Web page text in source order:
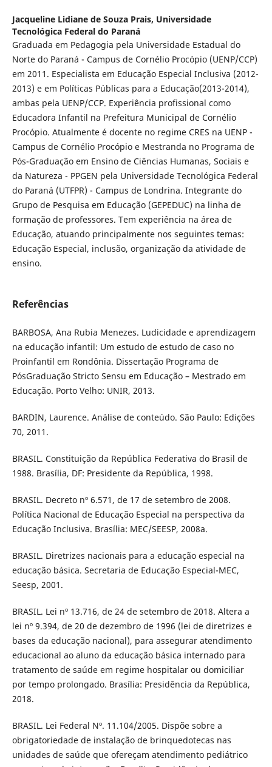
Jacqueline Lidiane de Souza Prais, Universidade
Tecnológica Federal do Paraná
Graduada em Pedagogia pela Universidade Estadual do
Norte do Paraná - Campus de Cornélio Procópio (UENP/CCP)
em 2011. Especialista em Educação Especial Inclusiva (2012-
2013) e em Políticas Públicas para a Educação(2013-2014),
ambas pela UENP/CCP. Experiência profissional como
Educadora Infantil na Prefeitura Municipal de Cornélio
Procópio. Atualmente é docente no regime CRES na UENP -
Campus de Cornélio Procópio e Mestranda no Programa de
Pós-Graduação em Ensino de Ciências Humanas, Sociais e
da Natureza - PPGEN pela Universidade Tecnológica Federal
do Paraná (UTFPR) - Campus de Londrina. Integrante do
Grupo de Pesquisa em Educação (GEPEDUC) na linha de
formação de professores. Tem experiência na área de
Educação, atuando principalmente nos seguintes temas:
Educação Especial, inclusão, organização da atividade de
ensino.
Referências
BARBOSA, Ana Rubia Menezes. Ludicidade e aprendizagem
na educação infantil: Um estudo de estudo de caso no
Proinfantil em Rondônia. Dissertação Programa de
PósGraduação Stricto Sensu em Educação – Mestrado em
Educação. Porto Velho: UNIR, 2013.
BARDIN, Laurence. Análise de conteúdo. São Paulo: Edições
70, 2011.
BRASIL. Constituição da República Federativa do Brasil de
1988. Brasília, DF: Presidente da República, 1998.
BRASIL. Decreto nº 6.571, de 17 de setembro de 2008.
Política Nacional de Educação Especial na perspectiva da
Educação Inclusiva. Brasília: MEC/SEESP, 2008a.
BRASIL. Diretrizes nacionais para a educação especial na
educação básica. Secretaria de Educação Especial-MEC,
Seesp, 2001.
BRASIL. Lei nº 13.716, de 24 de setembro de 2018. Altera a
lei nº 9.394, de 20 de dezembro de 1996 (lei de diretrizes e
bases da educação nacional), para assegurar atendimento
educacional ao aluno da educação básica internado para
tratamento de saúde em regime hospitalar ou domiciliar
por tempo prolongado. Brasília: Presidência da República,
2018.
BRASIL. Lei Federal Nº. 11.104/2005. Dispõe sobre a
obrigatoriedade de instalação de brinquedotecas nas
unidades de saúde que ofereçam atendimento pediátrico